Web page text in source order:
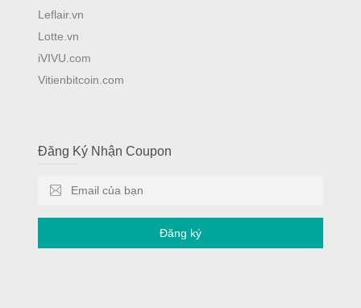
Leflair.vn
Lotte.vn
iVIVU.com
Vitienbitcoin.com
Đăng Ký Nhận Coupon
Đăng ký